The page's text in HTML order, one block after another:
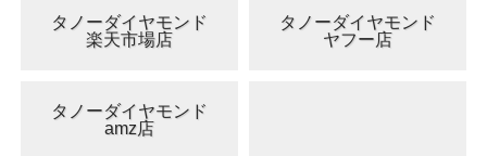
●キャッチは、K18YG+シリコンのキャッチ。シリコン部
分が滑り止めの役割を果たし、金属だけのキャッチよりも
落下の可能性が低くなっております。
片耳用のピアスです。 従いまして、お届けするのは、
1個(片ペア)のみです。
タノーダイヤモンド
楽天市場店
タノーダイヤモンド
ヤフー店
タノーダイヤモンド
amz店